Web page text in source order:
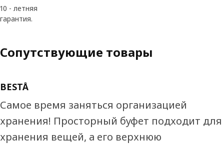
10 - летняя
гарантия.
Сопутствующие товары
BESTÅ
Самое время заняться организацией
хранения! Просторный буфет подходит для
хранения вещей, а его верхнюю